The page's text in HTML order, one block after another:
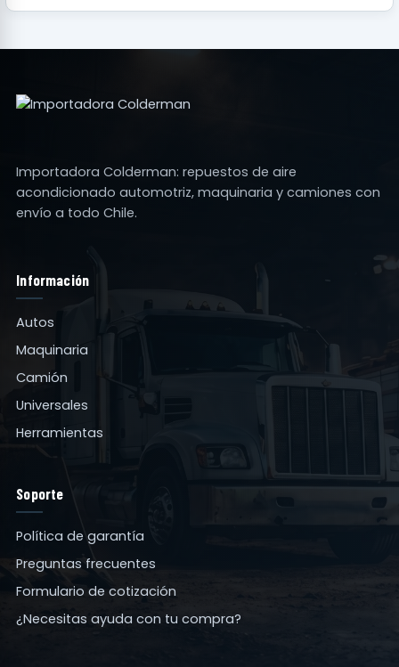
Importadora Colderman: repuestos de aire
acondicionado automotriz, maquinaria y camiones con
envío a todo Chile.
Información
Autos
Maquinaria
Camión
Universales
Herramientas
Soporte
Política de garantía
Preguntas frecuentes
Formulario de cotización
¿Necesitas ayuda con tu compra?